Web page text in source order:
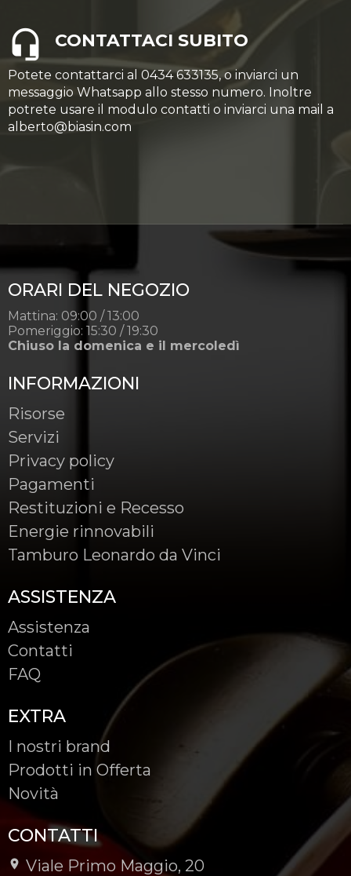
CONTATTACI SUBITO
Potete contattarci al 0434 633135, o inviarci un
messaggio Whatsapp allo stesso numero. Inoltre
potrete usare il modulo contatti o inviarci una mail a
alberto@biasin.com
ORARI DEL NEGOZIO
Mattina: 09:00 / 13:00
Pomeriggio: 15:30 / 19:30
Chiuso la domenica e il mercoledì
INFORMAZIONI
Risorse
Servizi
Privacy policy
Pagamenti
Restituzioni e Recesso
Energie rinnovabili
Tamburo Leonardo da Vinci
ASSISTENZA
Assistenza
Contatti
FAQ
EXTRA
I nostri brand
Prodotti in Offerta
Novità
CONTATTI
Viale Primo Maggio, 20